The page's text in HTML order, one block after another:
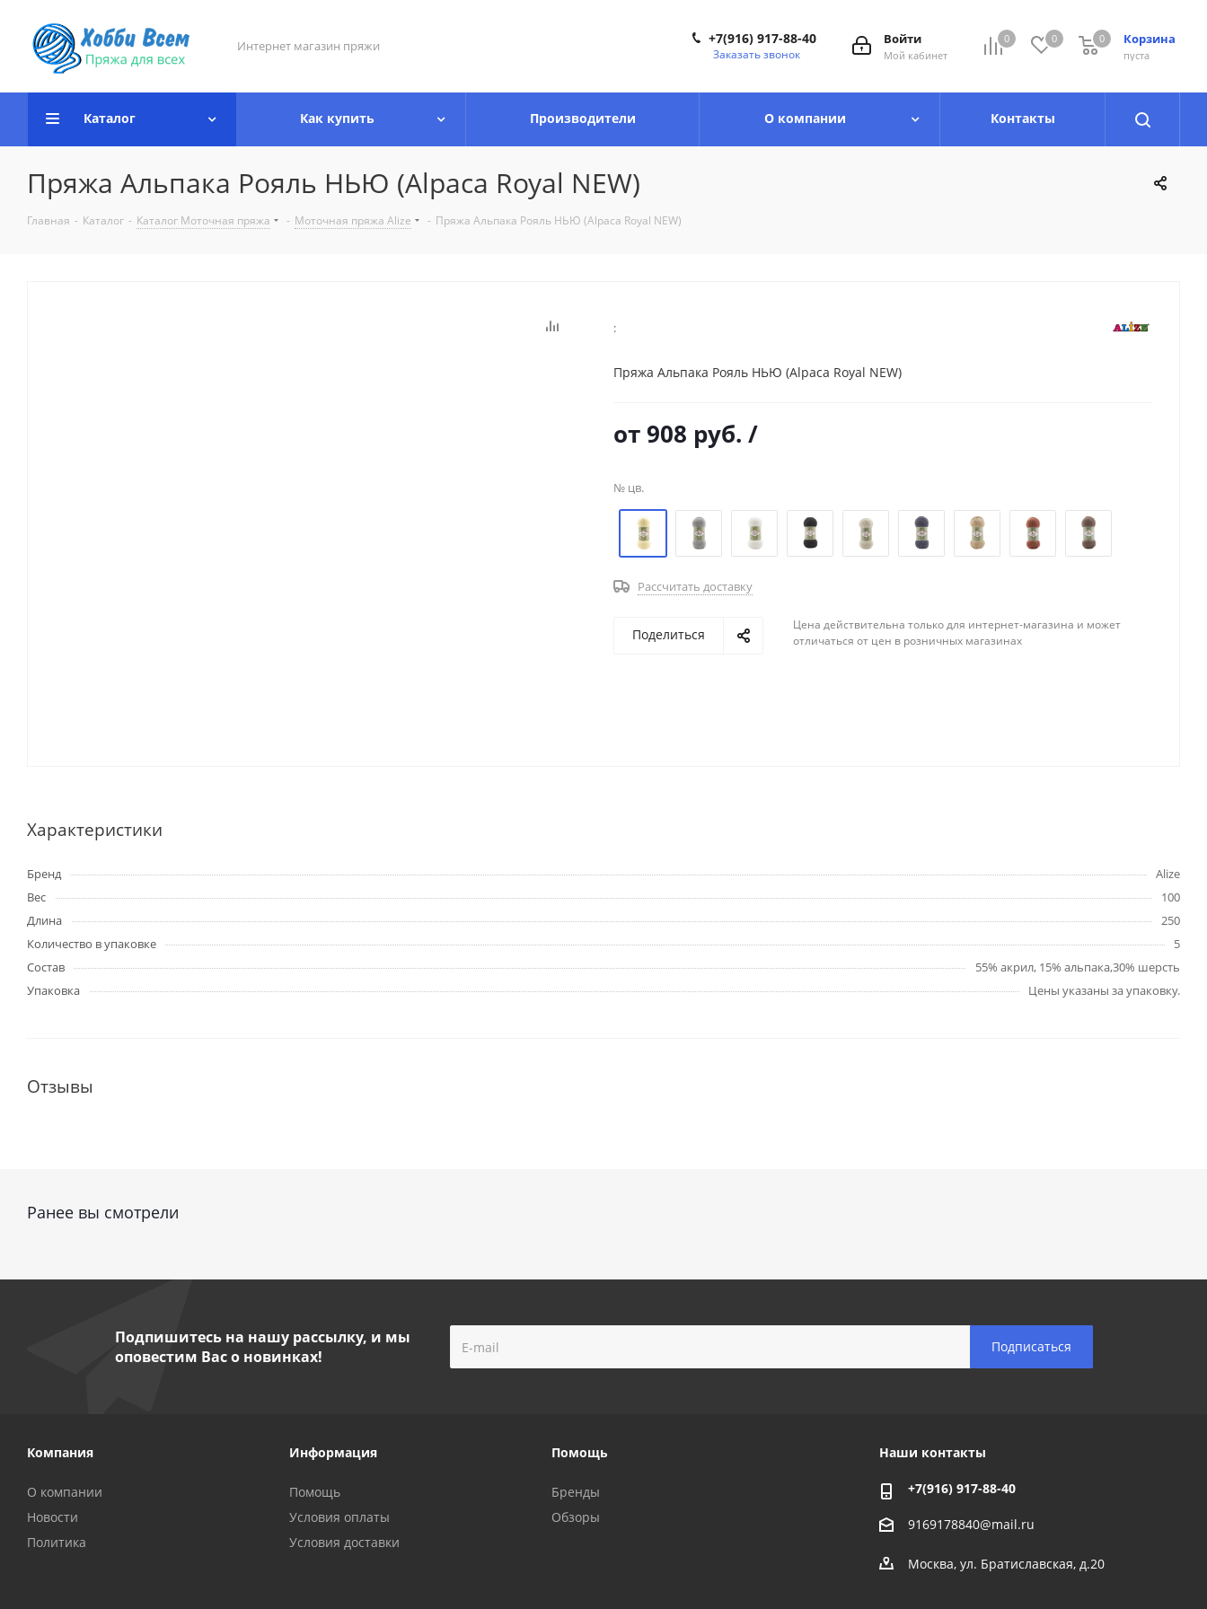
Интернет магазин пряжи 0 0 Корзина
0
пуста
0
Войти
Мой кабинет
+7(916) 917-88-40
Заказать звонок
Каталог Как купить Производители О компании Контакты
Пряжа Альпака Рояль НЬЮ (Alpaca Royal NEW)
Главная - Каталог - Каталог Моточная пряжа - Моточная пряжа Alize - Пряжа Альпака Рояль НЬЮ (Alpaca Royal NEW)
:
Пряжа Альпака Рояль НЬЮ (Alpaca Royal NEW)
от908 руб. /
№ цв.
Рассчитать доставку
Поделиться
Цена действительна только для интернет-магазина и может
отличаться от цен в розничных магазинах
Характеристики
Бренд
Alize
Вес
100
Длина
250
Количество в упаковке
5
Состав
55% акрил, 15% альпака,30% шерсть
Упаковка
Цены указаны за упаковку.
Отзывы
Ранее вы смотрели
Подпишитесь на нашу рассылку, и мы
оповестим Вас о новинках!
Компания
О компании
Новости
Политика
Информация
Помощь
Условия оплаты
Условия доставки
Помощь
Бренды
Обзоры
Наши контакты
+7(916) 917-88-40
9169178840@mail.ru
Москва, ул. Братиславская, д.20